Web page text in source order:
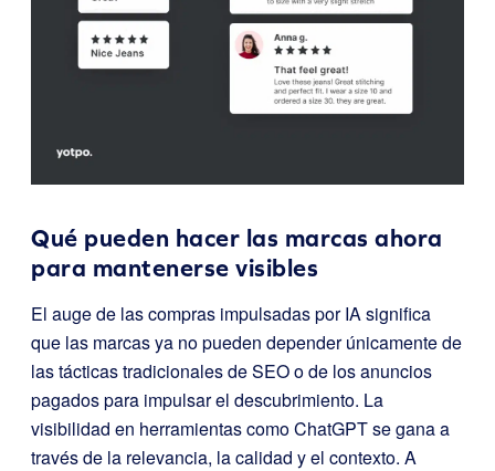
Qué pueden hacer las marcas ahora
para mantenerse visibles
El auge de las compras impulsadas por IA significa
que las marcas ya no pueden depender únicamente de
las tácticas tradicionales de SEO o de los anuncios
pagados para impulsar el descubrimiento. La
visibilidad en herramientas como ChatGPT se gana a
través de la relevancia, la calidad y el contexto. A